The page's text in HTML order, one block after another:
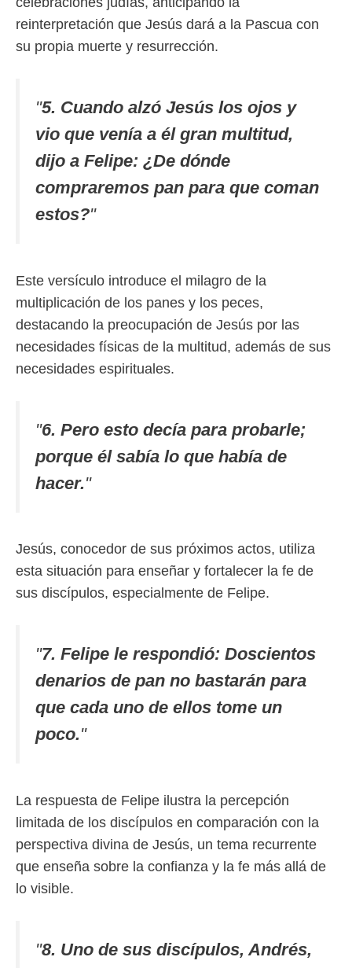
reinterpretación que Jesús dará a la Pascua con
su propia muerte y resurrección.
"5. Cuando alzó Jesús los ojos y
vio que venía a él gran multitud,
dijo a Felipe: ¿De dónde
compraremos pan para que coman
estos?"
Este versículo introduce el milagro de la
multiplicación de los panes y los peces,
destacando la preocupación de Jesús por las
necesidades físicas de la multitud, además de sus
necesidades espirituales.
"6. Pero esto decía para probarle;
porque él sabía lo que había de
hacer."
Jesús, conocedor de sus próximos actos, utiliza
esta situación para enseñar y fortalecer la fe de
sus discípulos, especialmente de Felipe.
"7. Felipe le respondió: Doscientos
denarios de pan no bastarán para
que cada uno de ellos tome un
poco."
La respuesta de Felipe ilustra la percepción
limitada de los discípulos en comparación con la
perspectiva divina de Jesús, un tema recurrente
que enseña sobre la confianza y la fe más allá de
lo visible.
"8. Uno de sus discípulos, Andrés,